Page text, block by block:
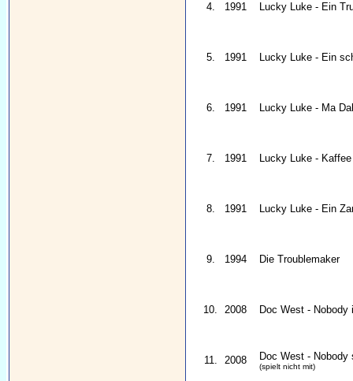
4. 1991 Lucky Luke - Ein
5. 1991 Lucky Luke - Ein
6. 1991 Lucky Luke - Ma
7. 1991 Lucky Luke -
8. 1991 Lucky Luke - Ein
9. 1994 Die Troublemaker
10. 2008 Doc West - Nobody
11. 2008 Doc West -
(spielt nicht mit)